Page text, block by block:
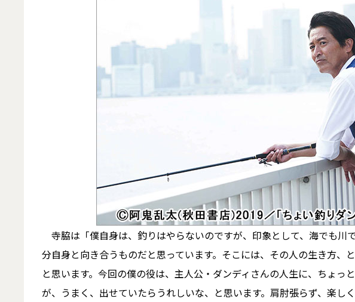
寺脇は「僕自身は、釣りはやらないのですが、印象として、海でも川
分自身と向き合うものだと思っています。そこには、その人の生き方、
と思います。今回の僕の役は、主人公・ダンディさんの人生に、ちょっ
が、うまく、出せていたらうれしいな、と思います。肩肘張らず、楽し